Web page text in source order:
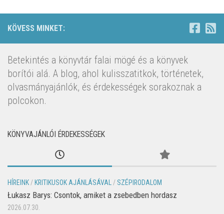
KÖVESS MINKET:
Betekintés a könyvtár falai mögé és a könyvek
borítói alá. A blog, ahol kulisszatitkok, történetek,
olvasmányajánlók, és érdekességek sorakoznak a
polcokon.
KÖNYVAJÁNLÓI ÉRDEKESSÉGEK
HÍREINK / KRITIKUSOK AJÁNLÁSÁVAL / SZÉPIRODALOM
Łukasz Barys: Csontok, amiket a zsebedben hordasz
2026.07.30.